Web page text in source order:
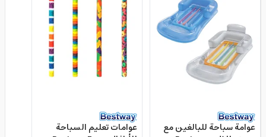
عوامة سباحة للبالغين مع
عوامات تعليم السباحة